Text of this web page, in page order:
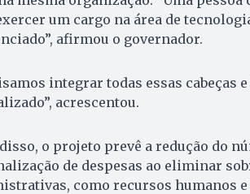
um cargo na área de
afirmou o governador.
integrar todas essas
acrescentou.
o projeto prevê a redução do
de despesas ao eliminar
como recursos humanos